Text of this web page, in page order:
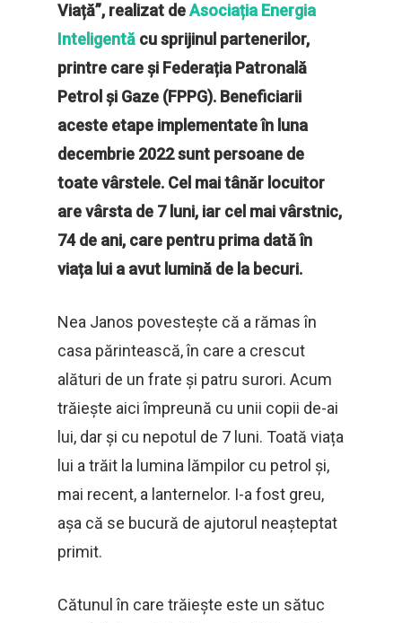
Viață”, realizat deAsociația Energia
Inteligentă cu sprijinul partenerilor,
printre care și Federația Patronală
Petrol și Gaze (FPPG). Beneficiarii
aceste etape implementate în luna
decembrie 2022 sunt persoane de
toate vârstele. Cel mai tânăr locuitor
are vârsta de 7 luni, iar cel mai vârstnic,
74 de ani, care pentru prima dată în
viața lui a avut lumină de la becuri.
Nea Janos povestește că a rămas în
casa părintească, în care a crescut
alături de un frate și patru surori. Acum
trăiește aici împreună cu unii copii de-ai
lui, dar și cu nepotul de 7 luni. Toată viața
lui a trăit la lumina lămpilor cu petrol și,
mai recent, a lanternelor. I-a fost greu,
așa că se bucură de ajutorul neașteptat
primit.
Cătunul în care trăiește este un sătuc